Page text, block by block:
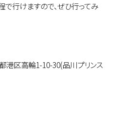
行けますので、ぜひ行ってみ
区高輪1-10-30(品川プリンス